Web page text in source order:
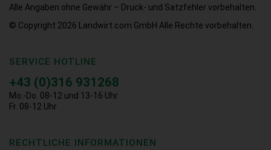
Alle Angaben ohne Gewähr – Druck- und Satzfehler vorbehalten.
© Copyright 2026
Landwirt.com GmbH Alle Rechte vorbehalten.
SERVICE HOTLINE
+43 (0)316 931268
Mo.-Do. 08-12 und 13-16 Uhr
Fr. 08-12 Uhr
RECHTLICHE INFORMATIONEN